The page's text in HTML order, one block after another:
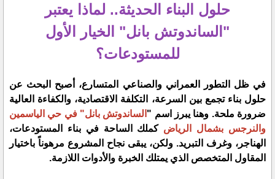
حلول البناء الحديثة.. لماذا يعتبر
"الساندوتش بانل" الخيار الأول
للمستودعات؟
​في ظل التطور العمراني والصناعي المتسارع، أصبح البحث عن
حلول بناء تجمع بين السرعة، التكلفة الاقتصادية، والكفاءة العالية
ضرورة ملحة. وهنا يبرز اسم " الساندوتش بانل" في حي الياسمين
والنرجس بشمال الرياضكملك الساحة في بناء المستودعات،
الهناجر، وغرف التبريد. ولكن، يبقى نجاح المشروع مرهوناً باختيار
المقاول المتخصص الذي يمتلك الخبرة والأدوات اللازمة.